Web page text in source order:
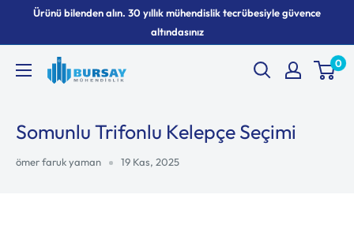
Ürünü bilenden alın. 30 yıllık mühendislik tecrübesiyle güvence
altındasınız
Bursay 0
Somunlu Trifonlu Kelepçe Seçimi
ömer faruk yaman 19 Kas, 2025